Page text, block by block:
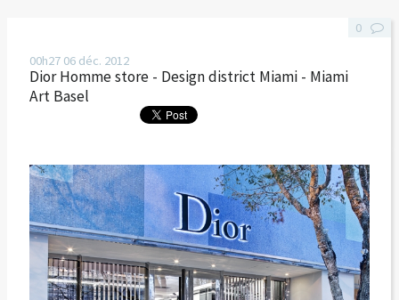
00h27 06 déc. 2012
Dior Homme store - Design district Miami - Miami
Art Basel
0